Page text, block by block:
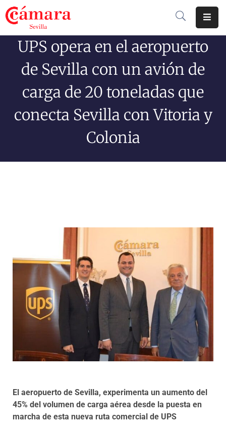
Cámara
Comercio
Soluciones
Club
UPS opera en el aeropuerto
de Sevilla con un avión de
carga de 20 toneladas que
conecta Sevilla con Vitoria y
Colonia
El aeropuerto de Sevilla, experimenta un aumento del
45% del volumen de carga aérea desde la puesta en
marcha de esta nueva ruta comercial de UPS